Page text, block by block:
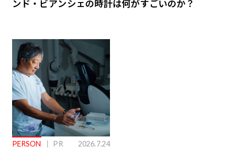
ンド・ビアンシェの時計は何がすごいのか？
PERSON PR 2026.7.24